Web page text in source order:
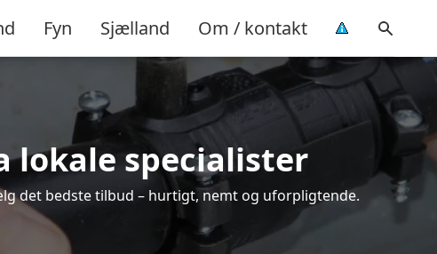
Fyn Sjælland Om / kontakt
lokale specialister
det bedste tilbud – hurtigt, nemt og uforpligtende.